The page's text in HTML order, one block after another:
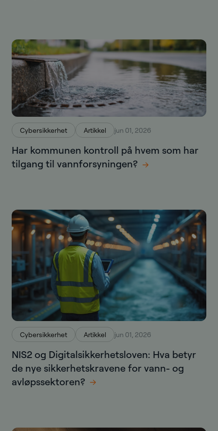
Cybersikkerhet Artikkel jun 01, 2026
Har kommunen kontroll på hvem som har
tilgang til vannforsyningen?
Cybersikkerhet Artikkel jun 01, 2026
NIS2 og Digitalsikkerhetsloven: Hva betyr
de nye sikkerhetskravene for vann- og
avløpssektoren?